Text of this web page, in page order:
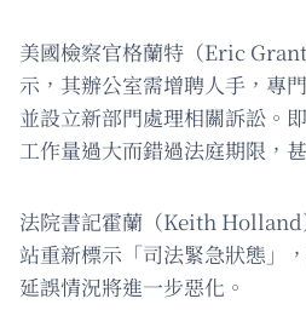
美國檢察官格蘭特（Eric
示，其辦公室需增聘人手，專
並設立新部門處理相關訴訟。
工作量過大而錯過法庭期限，
法院書記霍蘭（Keith Holland
站重新標示「司法緊急狀態」
延誤情況將進一步惡化。